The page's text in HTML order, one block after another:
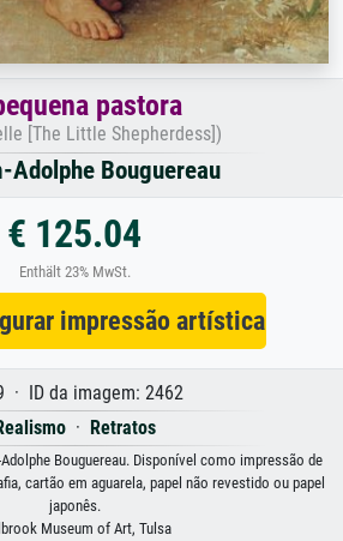
pastora
[The Little Shepherdess])
Adolphe Bouguereau
€ 125.04
Enthält 23% MwSt.
impressão artística
· ID da imagem: 2462
· Retratos
Bouguereau. Disponível como impressão de
cartão em aguarela, papel não revestido ou papel
japonês.
Museum of Art, Tulsa